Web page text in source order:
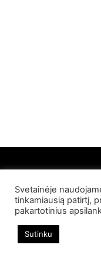
© 2022
Svetainėje
tinkamiausią patirtį,
pakartotinius
Sutinku